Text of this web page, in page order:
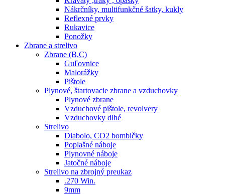
Nákrčníky, multifunkčné šatky, kukly
Reflexné prvky
Rukavice
Ponožky
Zbrane a strelivo
Zbrane (B,C)
Guľovnice
Malorážky
Pištole
Plynové, štartovacie zbrane a vzduchovky
Plynové zbrane
Vzduchové pištole, revolvery
Vzduchovky dlhé
Strelivo
Diabolo, CO2 bombičky
Poplašné náboje
Plynovné náboje
Jatočné náboje
Strelivo na zbrojný preukaz
.270 Win.
9mm